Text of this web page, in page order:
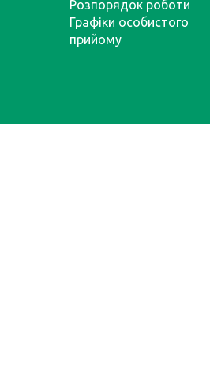
Розпорядок роботи
Графіки особистого
прийому